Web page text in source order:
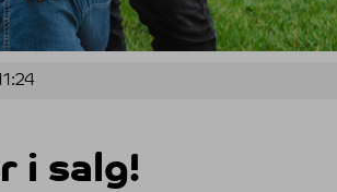
i salg!